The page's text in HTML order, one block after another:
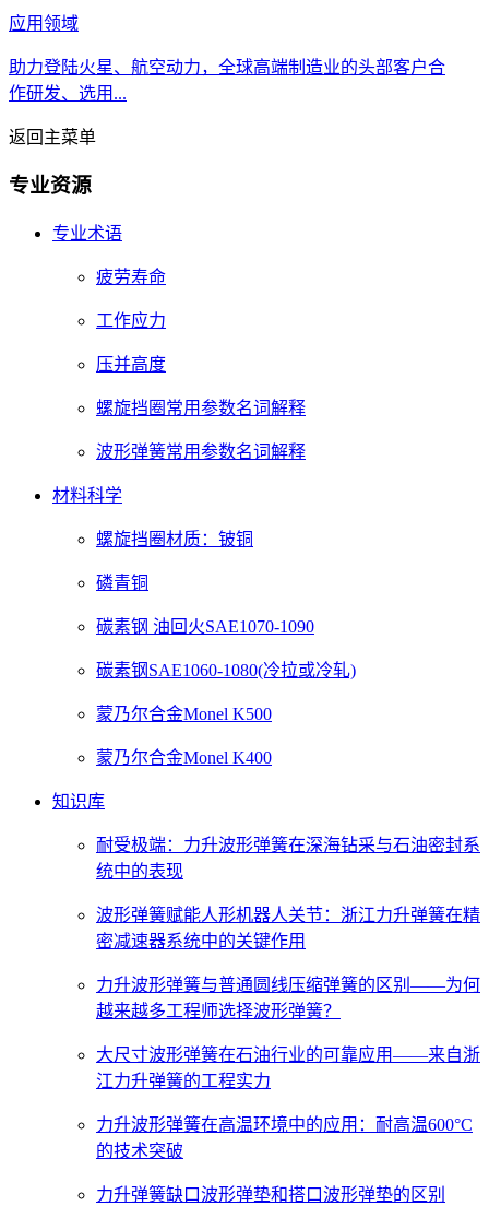
应用领域
助力登陆火星、航空动力，全球高端制造业的头部客户合
作研发、选用...
返回主菜单
专业资源
专业术语
疲劳寿命
工作应力
压并高度
螺旋挡圈常用参数名词解释
波形弹簧常用参数名词解释
材料科学
螺旋挡圈材质：铍铜
磷青铜
碳素钢 油回火SAE1070-1090
碳素钢SAE1060-1080(冷拉或冷轧)
蒙乃尔合金Monel K500
蒙乃尔合金Monel K400
知识库
耐受极端：力升波形弹簧在深海钻采与石油密封系
统中的表现
波形弹簧赋能人形机器人关节：浙江力升弹簧在精
密减速器系统中的关键作用
力升波形弹簧与普通圆线压缩弹簧的区别——为何
越来越多工程师选择波形弹簧？
大尺寸波形弹簧在石油行业的可靠应用——来自浙
江力升弹簧的工程实力
力升波形弹簧在高温环境中的应用：耐高温600°C
的技术突破
力升弹簧缺口波形弹垫和搭口波形弹垫的区别